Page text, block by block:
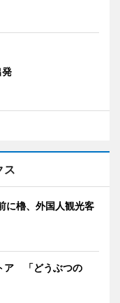
発
ス
櫓、外国人観光客
ア 「どうぶつの